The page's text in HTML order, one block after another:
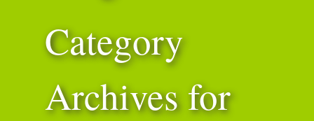
Category
Archives for